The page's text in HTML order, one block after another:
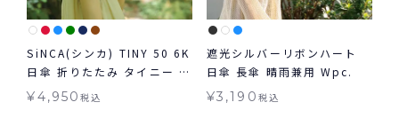
SiNCA(シンカ) TINY 50 6K
日傘 折りたたみ タイニー コ
ンパクト 晴雨兼用 送料無料
¥4,950税込
遮光シルバーリボンハート
日傘 長傘 晴雨兼用 Wpc.
¥3,190 税込